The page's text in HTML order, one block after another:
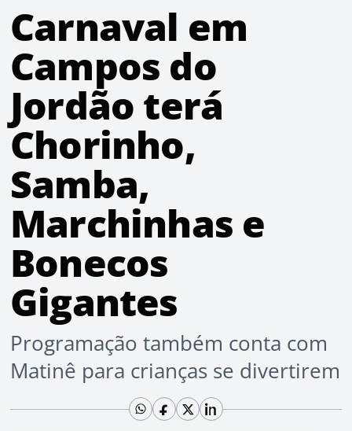
Carnaval em
Campos do
Jordão terá
Chorinho,
Samba,
Marchinhas e
Bonecos
Gigantes
Programação também conta com
Matinê para crianças se divertirem